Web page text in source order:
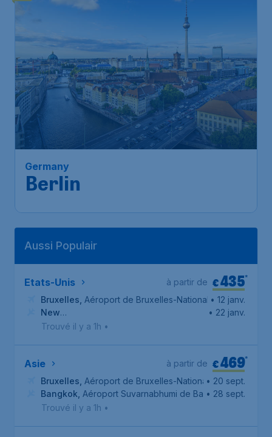
Germany
Berlin
Aussi Populair
Etats-Unis €435*
à partir de
Bruxelles Aéroport de Bruxelles-National • 12 janv.
New
York, Aéroport international de Newark-Liberty
• 22 janv.
Trouvé il y a 1h •
Asie €469*
à partir de
Bruxelles Aéroport de Bruxelles-National• 20 sept.
Bangkok Aéroport Suvarnabhumi de Bangkok
• 28 sept.
Trouvé il y a 1h •